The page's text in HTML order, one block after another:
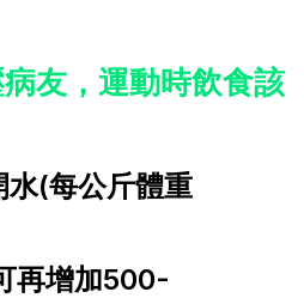
友，運動時飲食該
水(每公斤體重
再增加500-